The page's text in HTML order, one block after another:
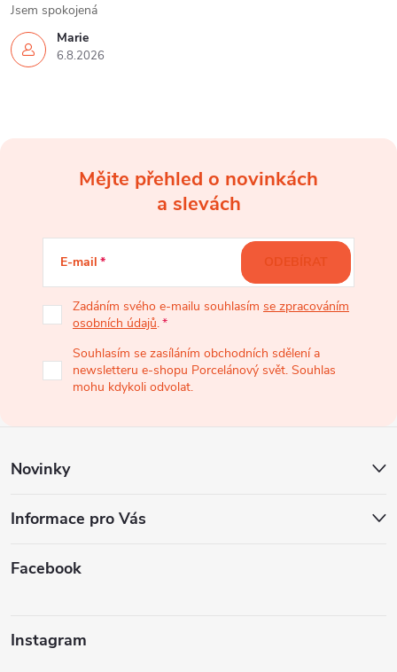
Marie
6.8.2026
Jsem spokojená
í
Mějte přehled o novinkách
a slevách
E-mail
Zadáním svého e-mailu souhlasím se zpracováním
osobních údajů.
Souhlasím se zasíláním obchodních sdělení a
newsletteru e-shopu Porcelánový svět. Souhlas
mohu kdykoli odvolat.
ODEBÍRAT
Novinky
Informace pro Vás
Facebook
Instagram